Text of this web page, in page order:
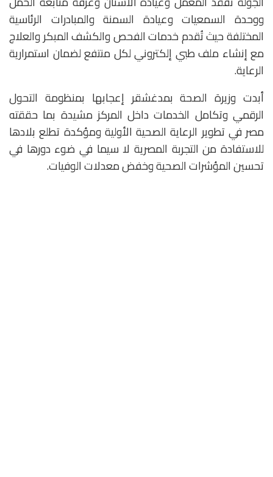
ووحدة السمعيات وعيادة السمنة والمبادرات الرئاسية
المختلفة حيث تُقدم خدمات الفحص والكشف المبكر والعلاج
مع إنشاء ملف طبي إلكتروني لكل منتفع لضمان استمرارية
الرعاية.
أبدت وزيرة الصحة بمدغشقر إعجابها بمنظومة التحول
الرقمي وتكامل الخدمات داخل المركز مشيدة بما حققته
مصر في تطوير الرعاية الصحية الأولية ومؤكدة تطلع بلادها
للاستفادة من التجربة المصرية لا سيما في ضوء دورها في
تحسين المؤشرات الصحية وخفض معدلات الوفيات.